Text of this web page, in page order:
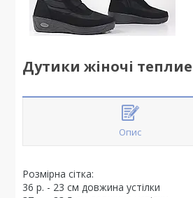
Дутики жіночі
Опис
Розмірна сітка:
36 р. - 23 см довжина устілки